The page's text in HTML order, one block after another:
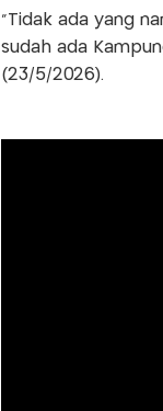
“Tidak ada yang
sudah ada
(23/5/2026).